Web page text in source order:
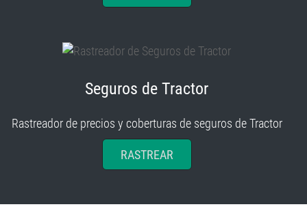
Seguros de Tractor
Rastreador de precios y coberturas de seguros de Tractor
RASTREAR